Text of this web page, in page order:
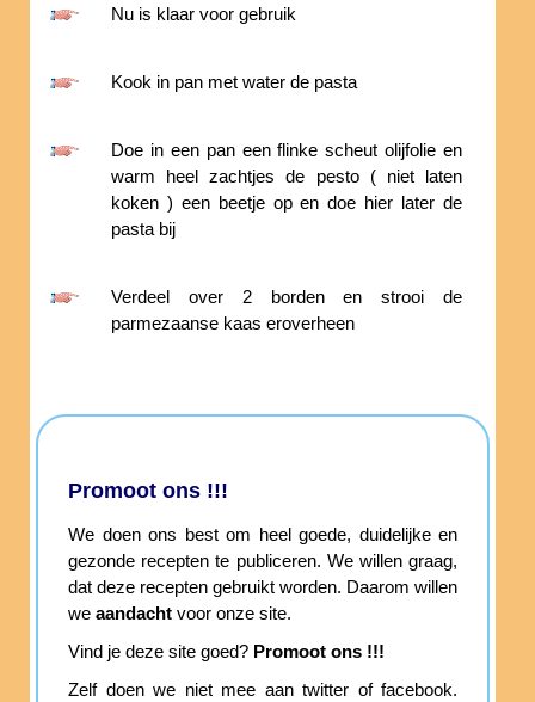
Nu is klaar voor gebruik
Kook in pan met water de pasta
Doe in een pan een flinke scheut olijfolie en
warm heel zachtjes de pesto ( niet laten
koken ) een beetje op en doe hier later de
pasta bij
Verdeel over 2 borden en strooi de
parmezaanse kaas eroverheen
Promoot ons !!!
We doen ons best om heel goede, duidelijke en
gezonde recepten te publiceren. We willen graag,
dat deze recepten gebruikt worden. Daarom willen
we aandacht voor onze site.
Vind je deze site goed? Promoot ons !!!
Zelf doen we niet mee aan twitter of facebook.